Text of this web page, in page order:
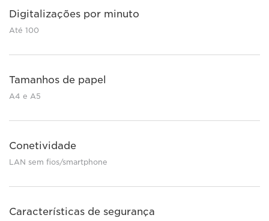
Digitalizações por minuto
Até 100
Tamanhos de papel
A4 e A5
Conetividade
LAN sem fios/smartphone
Características de segurança